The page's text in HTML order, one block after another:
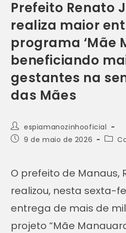
Prefeito Renato
realiza maior
programa ‘Mãe
beneficiando
gestantes na
das Mães
espiamanozinhooficial
9 de maio de 2026
O prefeito de Manaus,
realizou, nesta sexta-
entrega de mais de
projeto “Mãe